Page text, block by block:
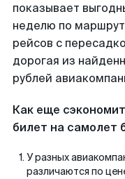
показывает
неделю по
рейсов с
дорогая из
рублей
Как еще
билет на самолет
У разных
различаются по